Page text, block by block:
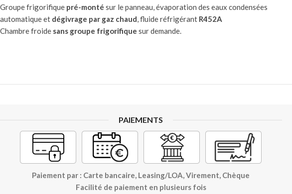
Groupe frigorifique pré-monté sur le panneau, évaporation des eaux condensées
automatique et dégivrage par gaz chaud, fluide réfrigérant R452A
Chambre froide sans groupe frigorifique sur demande.
PAIEMENTS
Paiement par : Carte bancaire, Leasing/LOA, Virement, Chèque
Facilité de paiement en plusieurs fois